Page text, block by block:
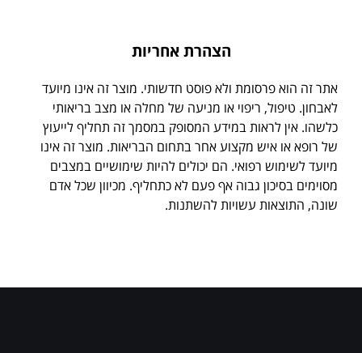
הצהרת אחריות
אתר זה הוא פרסומת ולא פוסט חדשותי. מוצר זה אינו מיועד
לאבחון. טיפול, ריפוי או מניעה של מחלה או מצב בריאותי
כלשהו. אין לראות במידע המסופק במסמך זה תחליף לייעוץ
של רופא או איש מקצוע אחר בתחום הבריאות. מוצר זה אינו
מיועד לשימוש רפואי. הם יכולים להיות שימושיים במצבים
מסוימים בסיכון גבוה אף פעם לא כתחליף. מכיוון שכל אדם
שונה, התוצאות עשויות להשתנות.